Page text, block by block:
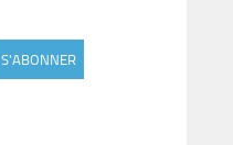
S'ABONNER